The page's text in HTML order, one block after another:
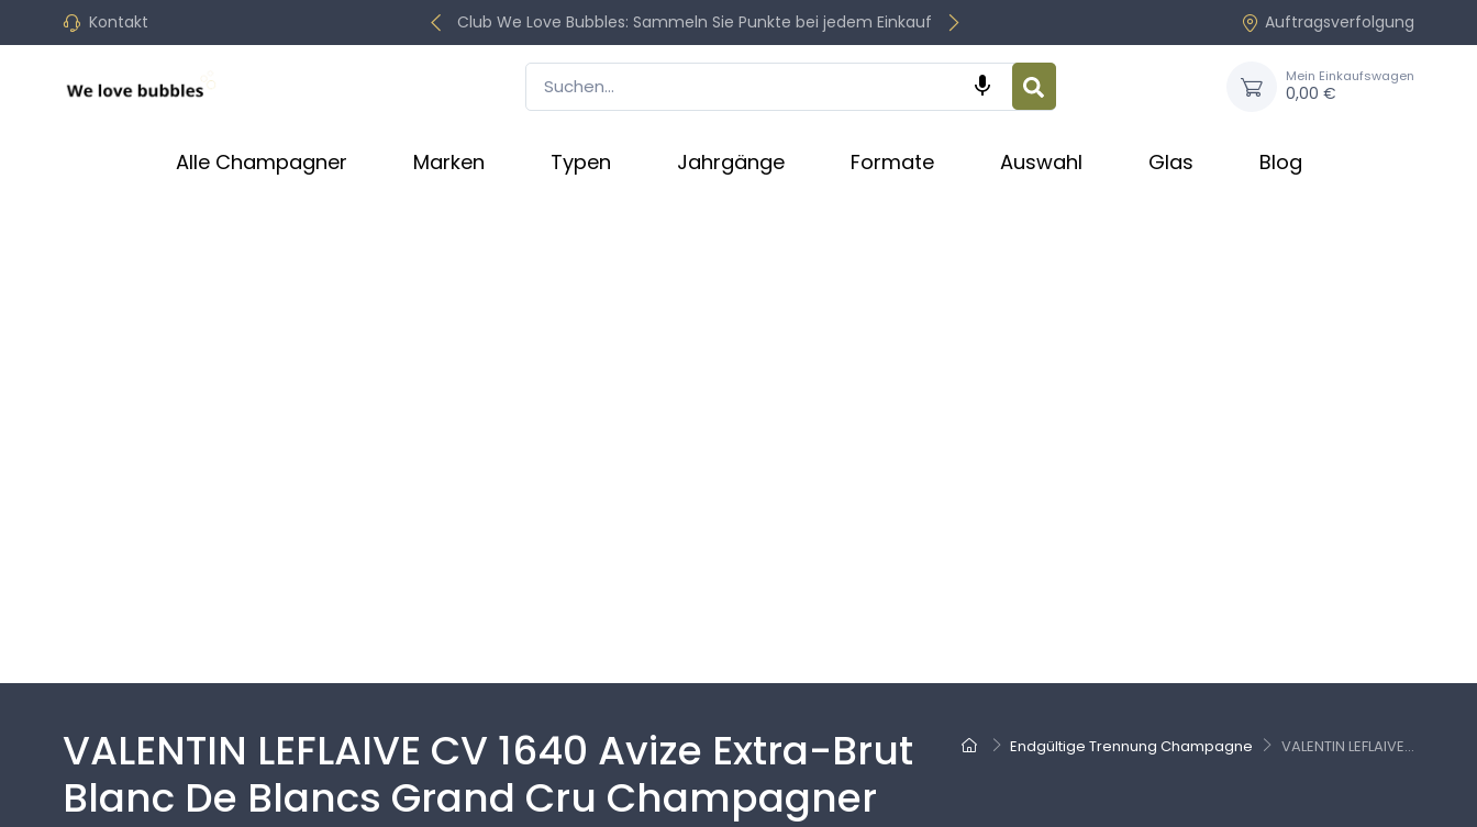
Kontakt Club We Love Bubbles: Sammeln Sie Punkte bei jedem Einkauf Auftragsverfolgung
 Mein Einkaufswagen
0,00 €
Alle Champagner Marken Typen Jahrgänge Formate Auswahl Glas Blog
Endgültige Trennung Champagne VALENTIN LEFLAIVE...
VALENTIN LEFLAIVE CV 1640 Avize Extra-Brut
Blanc De Blancs Grand Cru Champagner